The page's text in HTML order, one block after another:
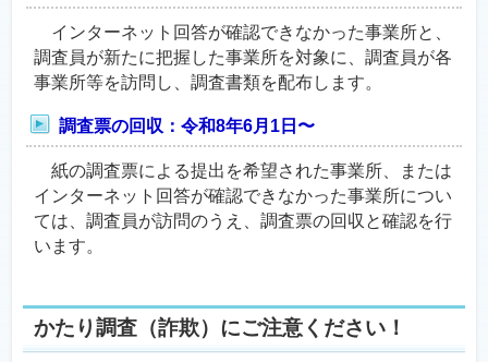
インターネット回答が確認できなかった事業所と、
調査員が新たに把握した事業所を対象に、調査員が各
事業所等を訪問し、調査書類を配布します。
調査票の回収：令和8年6月1日〜
紙の調査票による提出を希望された事業所、または
インターネット回答が確認できなかった事業所につい
ては、調査員が訪問のうえ、調査票の回収と確認を行
います。
かたり調査（詐欺）にご注意ください！